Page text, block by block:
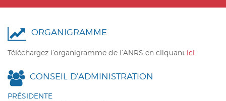
CONTACT
INTRANET
ORGANIGRAMME
Téléchargez l’organigramme de l’ANRS en cliquant ici.
CONSEIL D’ADMINISTRATION
PRÉSIDENTE